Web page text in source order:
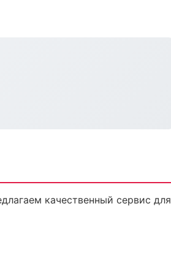
качественный сервис для